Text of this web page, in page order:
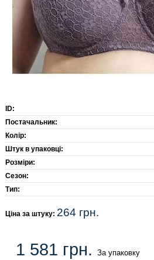
ID:
Постачальник:
Колір:
Штук в упаковці:
Розміри:
Сезон:
Тип:
Ціна за штуку: 264 грн.
1 581 грн. За упаковку